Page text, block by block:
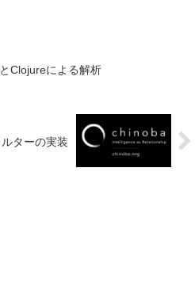
Clojureによる解析
ターの実装